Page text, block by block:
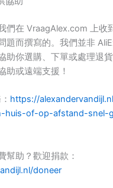
們在 VraagAlex.com 上收
題而撰寫的。我們並非
助你選購、下單或處理退
助或遠端支援！
https://
huis-of-op-afstand-snel-
幫助？歡迎捐款：
doneer